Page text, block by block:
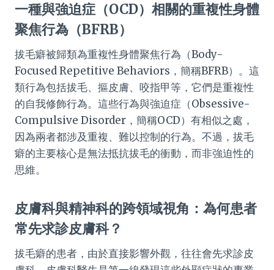
一種與強迫症（OCD）相關的重複性身體
聚焦行為（BFRB）
拔毛癖被歸類為重複性身體聚焦行為（Body-
Focused Repetitive Behaviors，簡稱BFRB）。這
類行為包括拔毛、摳皮膚、咬指甲等，它們是重複性
的自我修飾行為。這些行為與強迫症（Obsessive-
Compulsive Disorder，簡稱OCD）有相似之處，
因為兩者都涉及重複、難以控制的行為。不過，拔毛
癖的主要核心是無法抵抗拔毛的衝動，而非強迫性的
思維。
皮膚科與精神科的跨領域視角：為何患者
常先求診皮膚科？
拔毛癖的患者，由於直接影響外觀，往往會先求診皮